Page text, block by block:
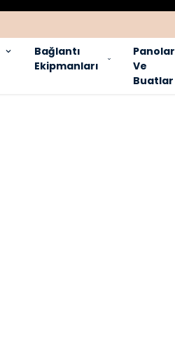
Bağlantı
Ekipmanları
Panolar
Ve
Buatlar